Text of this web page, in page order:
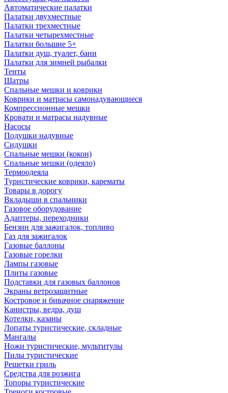
Автоматические палатки
Палатки двухместные
Палатки трехместные
Палатки четырехместные
Палатки большие 5+
Палатки душ, туалет, бани
Палатки для зимней рыбалки
Тенты
Шатры
Спальные мешки и коврики
Коврики и матрасы самонадувающиеся
Компрессионные мешки
Кровати и матрасы надувные
Насосы
Подушки надувные
Сидушки
Спальные мешки (кокон)
Спальные мешки (одеяло)
Термоодеяла
Туристические коврики, карематы
Товары в дорогу
Вкладыши в спальники
Газовое оборудование
Адаптеры, переходники
Бензин для зажигалок, топливо
Газ для зажигалок
Газовые баллоны
Газовые горелки
Лампы газовые
Плиты газовые
Подставки для газовых баллонов
Экраны ветрозащитные
Костровое и бивачное снаряжение
Канистры, ведра, душ
Котелки, казаны
Лопаты туристические, складные
Мангалы
Ножи туристические, мультитулы
Пилы туристические
Решетки гриль
Средства для розжига
Топоры туристические